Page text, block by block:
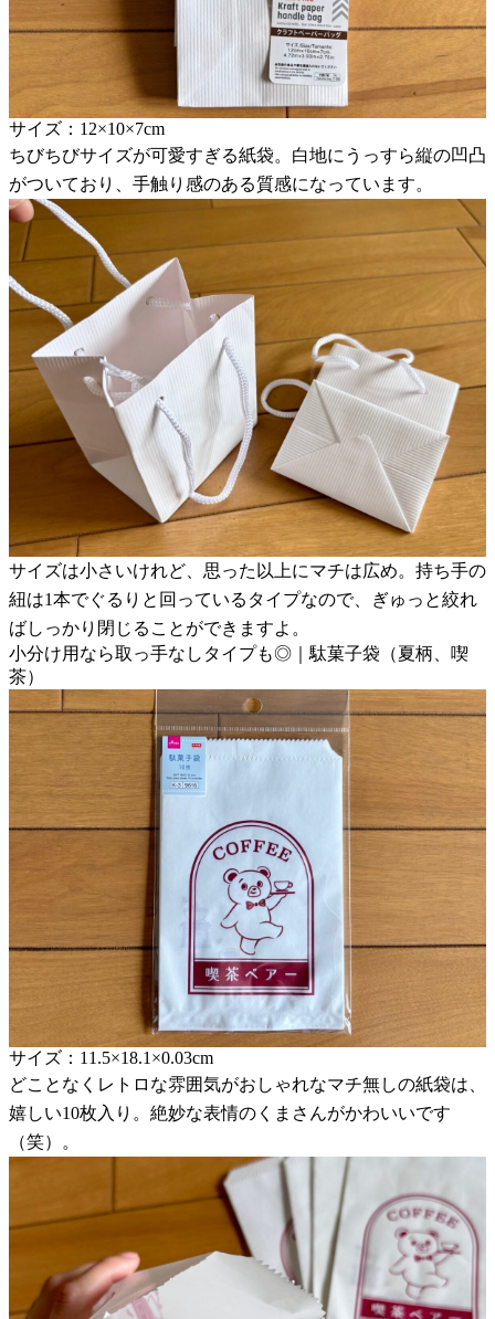
サイズ：12×10×7cm
ちびちびサイズが可愛すぎる紙袋。白地にうっすら縦の凹凸
がついており、手触り感のある質感になっています。
サイズは小さいけれど、思った以上にマチは広め。持ち手の
紐は1本でぐるりと回っているタイプなので、ぎゅっと絞れ
ばしっかり閉じることができますよ。
小分け用なら取っ手なしタイプも◎｜駄菓子袋（夏柄、喫
茶）
サイズ：11.5×18.1×0.03cm
どことなくレトロな雰囲気がおしゃれなマチ無しの紙袋は、
嬉しい10枚入り。絶妙な表情のくまさんがかわいいです
（笑）。